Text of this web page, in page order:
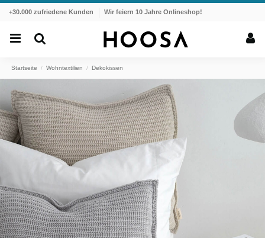
+30.000 zufriedene Kunden Wir feiern 10 Jahre Onlineshop!
Startseite Wohntextilien Dekokissen